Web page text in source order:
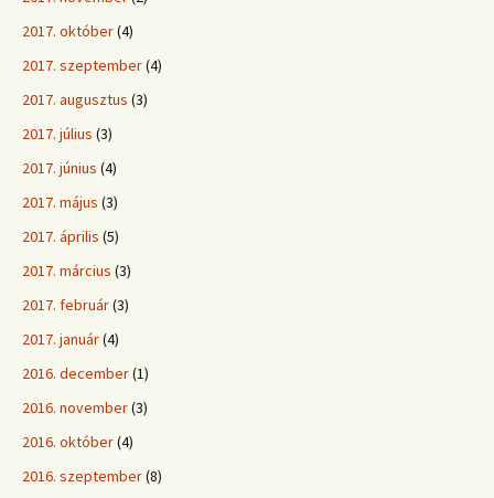
2017. október(4)
2017. szeptember(4)
2017. augusztus (3)
2017. július (3)
2017. június (4)
2017. május (3)
2017. április (5)
2017. március (3)
2017. február(3)
2017. január(4)
2016. december(1)
2016. november(3)
2016. október(4)
2016. szeptember(8)